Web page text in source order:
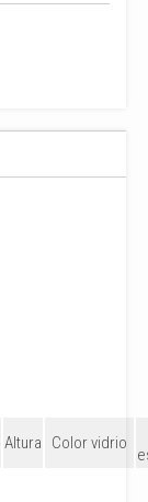
Altura Color vidrio